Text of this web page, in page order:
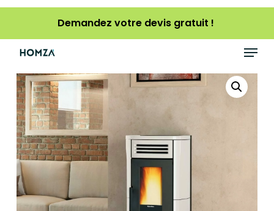
Skip
main
content
Demandez votre devis gratuit !
Menu